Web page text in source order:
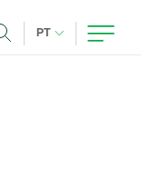
PT IDIOMA ATUAL,